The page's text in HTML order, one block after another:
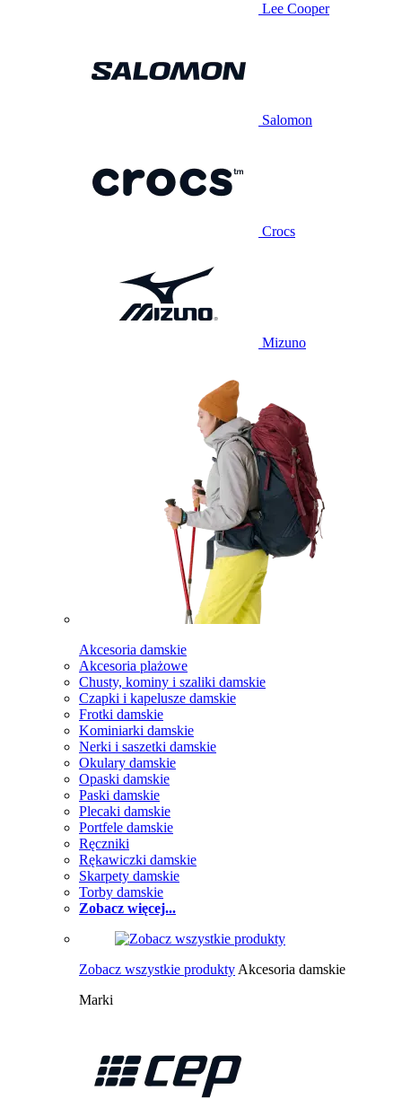
Lee Cooper
Salomon
Crocs
Mizuno
Akcesoria damskie
Akcesoria plażowe
Chusty, kominy i szaliki damskie
Czapki i kapelusze damskie
Frotki damskie
Kominiarki damskie
Nerki i saszetki damskie
Okulary damskie
Opaski damskie
Paski damskie
Plecaki damskie
Portfele damskie
Ręczniki
Rękawiczki damskie
Skarpety damskie
Torby damskie
Zobacz więcej...
Zobacz wszystkie produkty Akcesoria damskie
Marki